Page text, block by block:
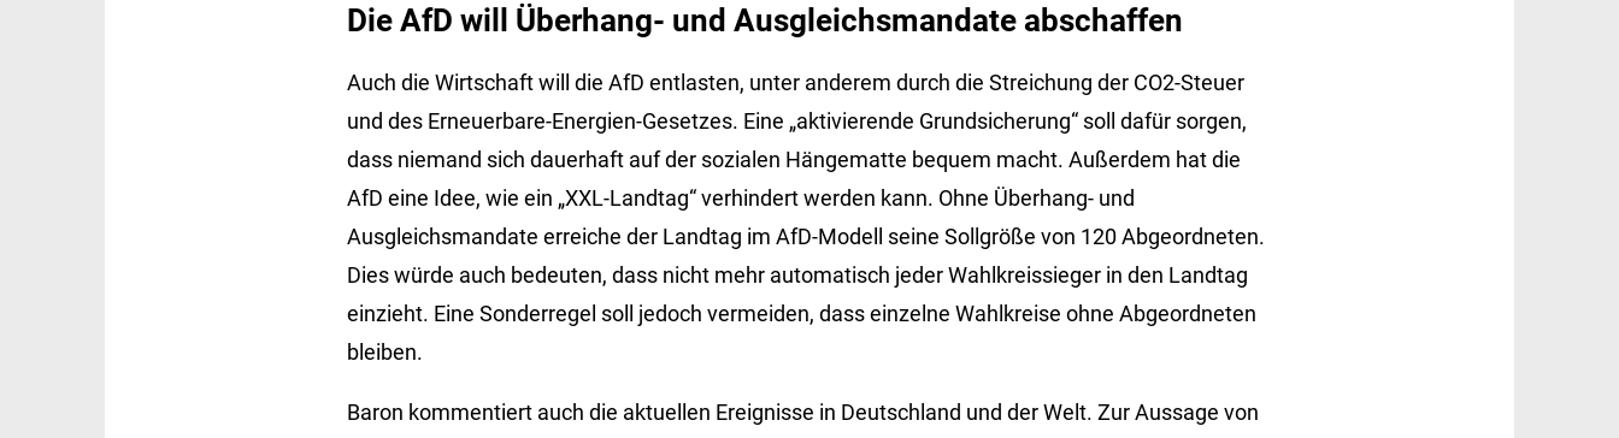
Die AfD will Überhang- und Ausgleichsmandate abschaffen
Auch die Wirtschaft will die AfD entlasten, unter anderem durch die Streichung der CO2-Steuer
und des Erneuerbare-Energien-Gesetzes. Eine „aktivierende Grundsicherung“ soll dafür sorgen,
dass niemand sich dauerhaft auf der sozialen Hängematte bequem macht. Außerdem hat die
AfD eine Idee, wie ein „XXL-Landtag“ verhindert werden kann. Ohne Überhang- und
Ausgleichsmandate erreiche der Landtag im AfD-Modell seine Sollgröße von 120 Abgeordneten.
Dies würde auch bedeuten, dass nicht mehr automatisch jeder Wahlkreissieger in den Landtag
einzieht. Eine Sonderregel soll jedoch vermeiden, dass einzelne Wahlkreise ohne Abgeordneten
bleiben.
Baron kommentiert auch die aktuellen Ereignisse in Deutschland und der Welt. Zur Aussage von